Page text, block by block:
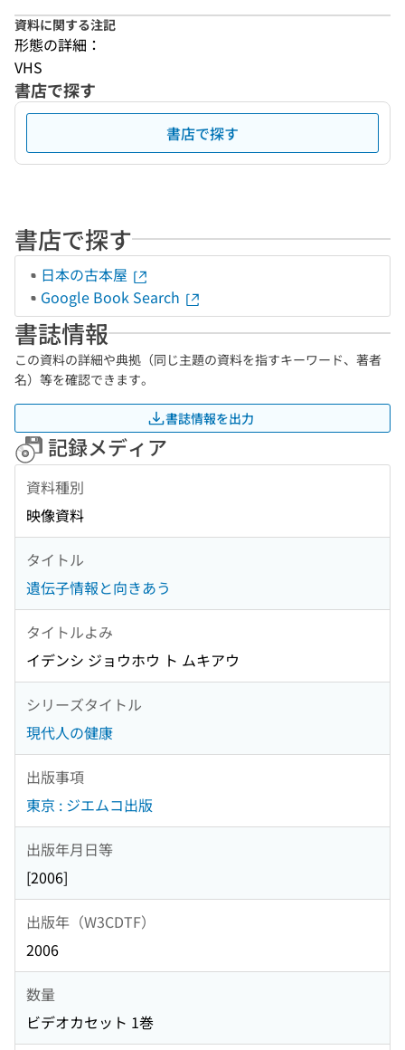
資料に関する注記
形態の詳細：
VHS
書店で探す
書店で探す
書店で探す
日本の古本屋
Google Book Search
書誌情報
この資料の詳細や典拠（同じ主題の資料を指すキーワード、著者
名）等を確認できます。
書誌情報を出力
記録メディア
資料種別
映像資料
タイトル
遺伝子情報と向きあう
タイトルよみ
イデンシ ジョウホウ ト ムキアウ
シリーズタイトル
現代人の健康
出版事項
東京 : ジエムコ出版
出版年月日等
[2006]
出版年（W3CDTF）
2006
数量
ビデオカセット 1巻